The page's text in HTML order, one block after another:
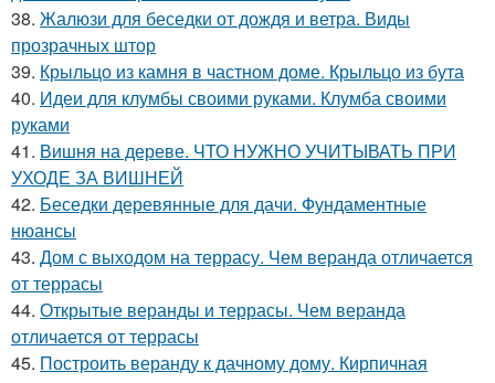
38. Жалюзи для беседки от дождя и ветра. Виды
прозрачных штор
39. Крыльцо из камня в частном доме. Крыльцо из бута
40. Идеи для клумбы своими руками. Клумба своими
руками
41. Вишня на дереве. ЧТО НУЖНО УЧИТЫВАТЬ ПРИ
УХОДЕ ЗА ВИШНЕЙ
42. Беседки деревянные для дачи. Фундаментные
нюансы
43. Дом с выходом на террасу. Чем веранда отличается
от террасы
44. Открытые веранды и террасы. Чем веранда
отличается от террасы
45. Построить веранду к дачному дому. Кирпичная